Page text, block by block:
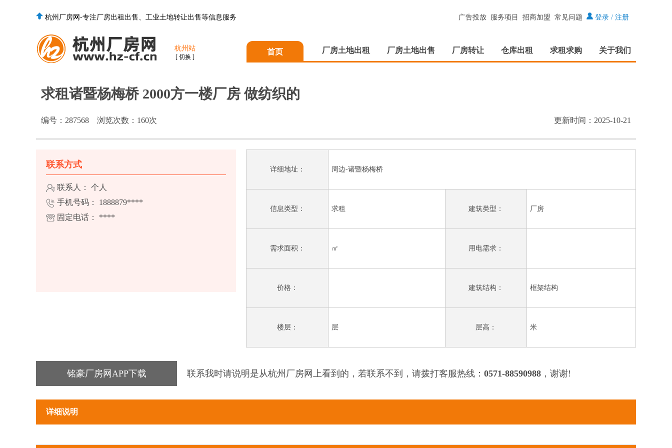
杭州厂房网-专注厂房出租出售、工业土地转让出售等信息服务 广告投放 服务项目 招商加盟 常见问题 登录 / 注册
杭州站
[ 切换 ]
首页 厂房土地出租 厂房土地出售 厂房转让 仓库出租 求租求购 关于我们
求租诸暨杨梅桥 2000方一楼厂房 做纺织的
更新时间：2025-10-21
编号： 287568 浏览次数： 160次
联系方式
联系人： 个人
手机号码： 1888879****
固定电话： ****
详细地址： 周边-诸暨杨梅桥
信息类型： 求租 建筑类型： 厂房
需求面积： ㎡ 用电需求：
价格： 建筑结构： 框架结构
楼层： 层 层高： 米
铭豪厂房网APP下载 联系我时请说明是从杭州厂房网上看到的，若联系不到，请拨打客服热线： 0571-88590988 ，谢谢!
详细说明